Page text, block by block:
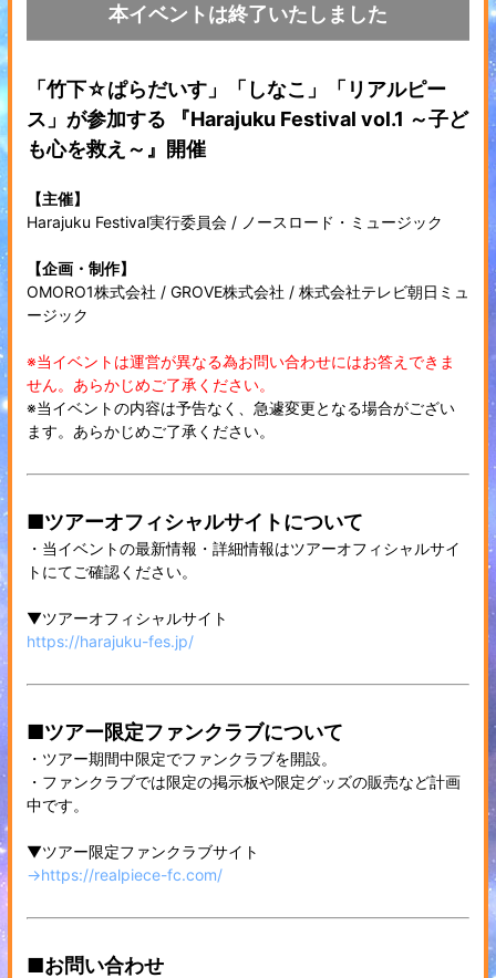
本イベントは終了いたしました
「竹下☆ぱらだいす」「しなこ」「リアルピー
ス」が参加する 『Harajuku Festival vol.1 ～子ど
も心を救え～』開催
【主催】
Harajuku Festival実行委員会 / ノースロード・ミュージック
【企画・制作】
OMORO1株式会社 / GROVE株式会社 / 株式会社テレビ朝日ミュ
ージック
※当イベントは運営が異なる為お問い合わせにはお答えできま
せん。あらかじめご了承ください。
※当イベントの内容は予告なく、急遽変更となる場合がござい
ます。あらかじめご了承ください。
■ツアーオフィシャルサイトについて
・当イベントの最新情報・詳細情報はツアーオフィシャルサイ
トにてご確認ください。
▼ツアーオフィシャルサイト
https://harajuku-fes.jp/
■ツアー限定ファンクラブについて
・ツアー期間中限定でファンクラブを開設。
・ファンクラブでは限定の掲示板や限定グッズの販売など計画
中です。
▼ツアー限定ファンクラブサイト
→https://realpiece-fc.com/
■お問い合わせ